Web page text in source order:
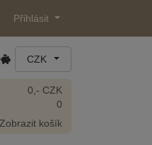
Přihlásit
CZK
0,- CZK
0
košík